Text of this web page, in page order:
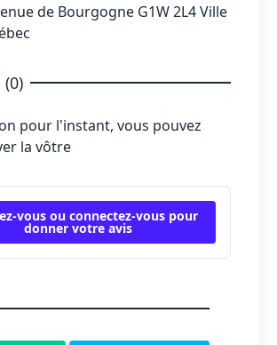
de Bourgogne G1W 2L4 Ville
pour l'instant, vous pouvez
la vôtre
vous ou connectez-vous pour
donner votre avis